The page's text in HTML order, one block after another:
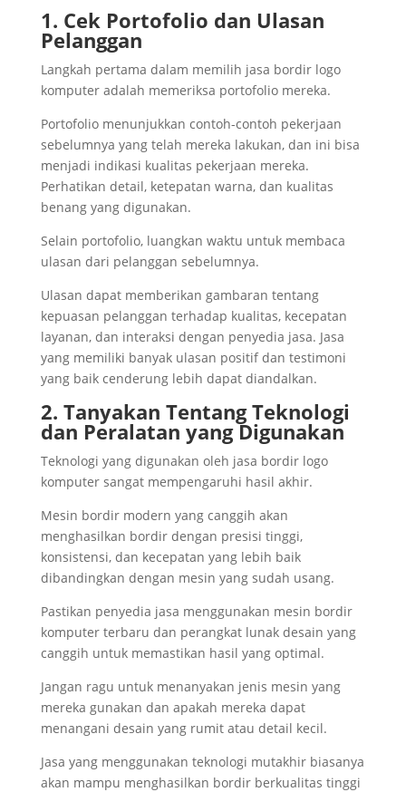
1. Cek Portofolio dan Ulasan
Pelanggan
Langkah pertama dalam memilih jasa bordir logo
komputer adalah memeriksa portofolio mereka.
Portofolio menunjukkan contoh-contoh pekerjaan
sebelumnya yang telah mereka lakukan, dan ini bisa
menjadi indikasi kualitas pekerjaan mereka.
Perhatikan detail, ketepatan warna, dan kualitas
benang yang digunakan.
Selain portofolio, luangkan waktu untuk membaca
ulasan dari pelanggan sebelumnya.
Ulasan dapat memberikan gambaran tentang
kepuasan pelanggan terhadap kualitas, kecepatan
layanan, dan interaksi dengan penyedia jasa. Jasa
yang memiliki banyak ulasan positif dan testimoni
yang baik cenderung lebih dapat diandalkan.
2. Tanyakan Tentang Teknologi
dan Peralatan yang Digunakan
Teknologi yang digunakan oleh jasa bordir logo
komputer sangat mempengaruhi hasil akhir.
Mesin bordir modern yang canggih akan
menghasilkan bordir dengan presisi tinggi,
konsistensi, dan kecepatan yang lebih baik
dibandingkan dengan mesin yang sudah usang.
Pastikan penyedia jasa menggunakan mesin bordir
komputer terbaru dan perangkat lunak desain yang
canggih untuk memastikan hasil yang optimal.
Jangan ragu untuk menanyakan jenis mesin yang
mereka gunakan dan apakah mereka dapat
menangani desain yang rumit atau detail kecil.
Jasa yang menggunakan teknologi mutakhir biasanya
akan mampu menghasilkan bordir berkualitas tinggi